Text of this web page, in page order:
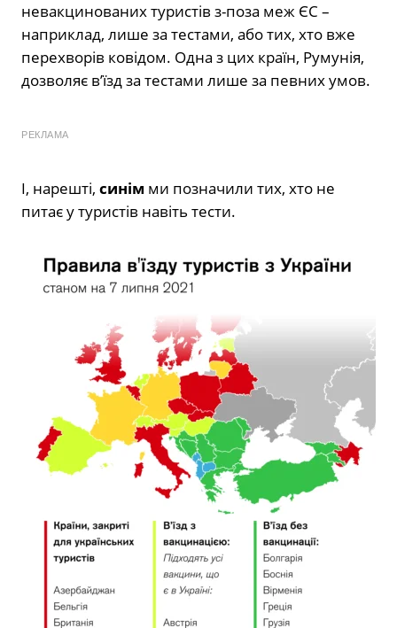
невакцинованих туристів з-поза меж ЄС –
наприклад, лише за тестами, або тих, хто вже
перехворів ковідом. Одна з цих країн, Румунія,
дозволяє в’їзд за тестами лише за певних умов.
РЕКЛАМА
І, нарешті, синім ми позначили тих, хто не
питає у туристів навіть тести.